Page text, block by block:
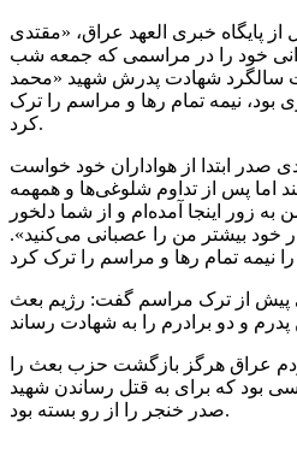
از پایگاه خبری العهد عراق، «مقتدی
خود را در مراسمی که جمعه شب
سالگرد شهادت پدرش شهید «محمد
نیمه تمام رها و مراسم را ترک
کرد.
صدر ابتدا از هواداران خود خواست
اما پس از تداوم شلوغی‌ها و همهمه
زور اینجا آمده‌ام و از شما دلخور
خود بیشتر من را عصبانی می‌کنید».
پیش از ترک مراسم گفت: رژیم بعث
عراق هرگز بازگشت حزب بعث را
بود که برای به قتل رساندن شهید
صدر خنجر را از رو بسته بود.